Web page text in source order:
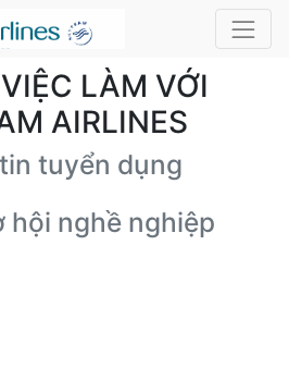
LÀM VỚI
AIRLINES
tuyển dụng
hội nghề nghiệp